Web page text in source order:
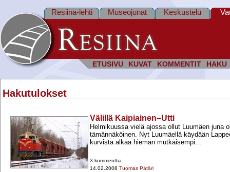
ETUSIVU KUVAT KOMMENTIT HAKU
Resiina-lehti Museojunat Keskustelu
Hakutulokset
Välillä Kaipiainen–Utti
Helmikuussa vielä ajossa ollut Luumäen juna
tämännäköinen. Nyt Luumäellä käydään
kurvista alkaa hieman mutkaisempi...
3 kommenttia
14.02.2008 Tuomas Pätäri